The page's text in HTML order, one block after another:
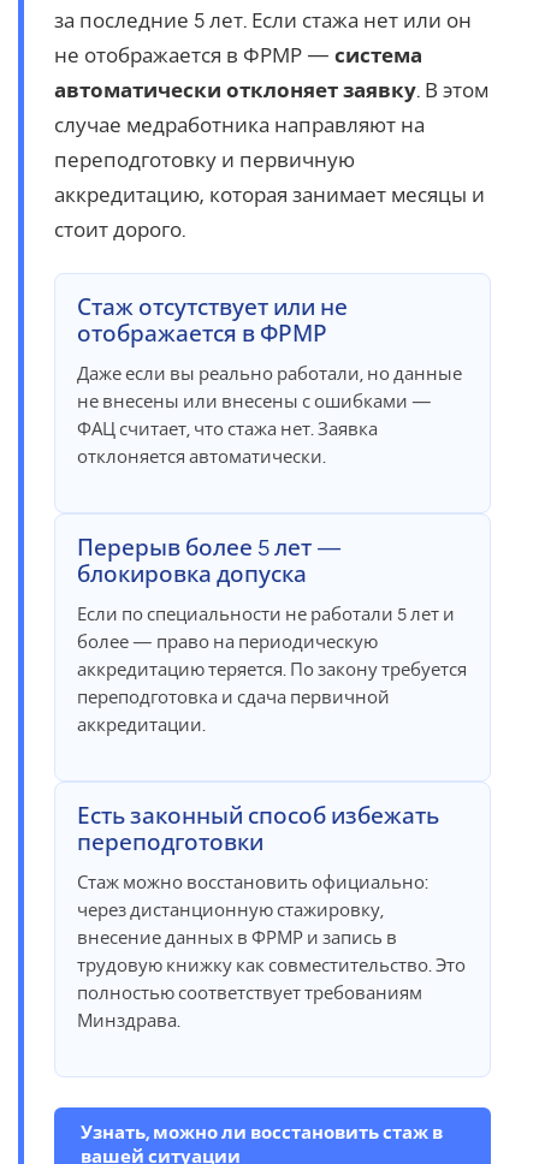
за последние 5 лет. Если стажа нет или он
не отображается в ФРМР — система
автоматически отклоняет заявку. В этом
случае медработника направляют на
переподготовку и первичную
аккредитацию, которая занимает месяцы и
стоит дорого.
Стаж отсутствует или не
отображается в ФРМР
Даже если вы реально работали, но данные
не внесены или внесены с ошибками —
ФАЦ считает, что стажа нет. Заявка
отклоняется автоматически.
Перерыв более 5 лет —
блокировка допуска
Если по специальности не работали 5 лет и
более — право на периодическую
аккредитацию теряется. По закону требуется
переподготовка и сдача первичной
аккредитации.
Есть законный способ избежать
переподготовки
Стаж можно восстановить официально:
через дистанционную стажировку,
внесение данных в ФРМР и запись в
трудовую книжку как совместительство. Это
полностью соответствует требованиям
Минздрава.
Узнать, можно ли восстановить стаж в
вашей ситуации